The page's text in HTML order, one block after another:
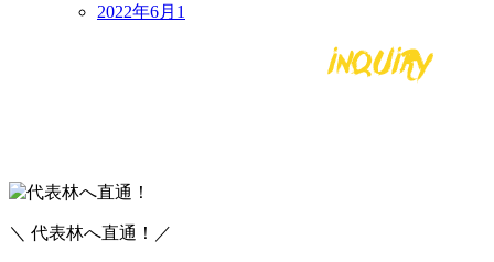
2022年6月 1
＼ 代表林へ直通！／